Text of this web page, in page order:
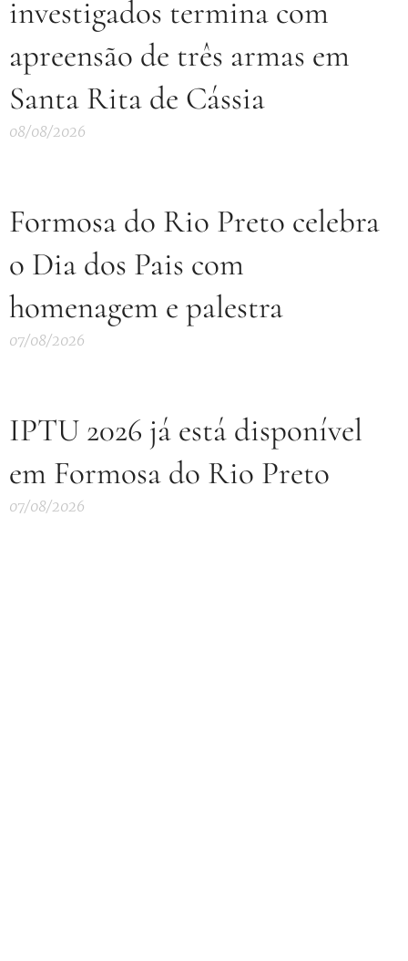
investigados termina com
apreensão de três armas em
Santa Rita de Cássia
08/08/2026
Formosa do Rio Preto celebra
o Dia dos Pais com
homenagem e palestra
07/08/2026
IPTU 2026 já está disponível
em Formosa do Rio Preto
07/08/2026